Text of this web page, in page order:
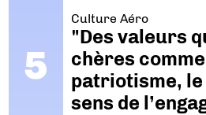
Culture Aéro
"Des valeurs
chères
patriotisme,
sens de